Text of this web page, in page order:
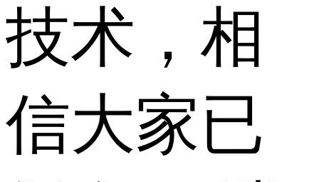
技术，相
信大家已